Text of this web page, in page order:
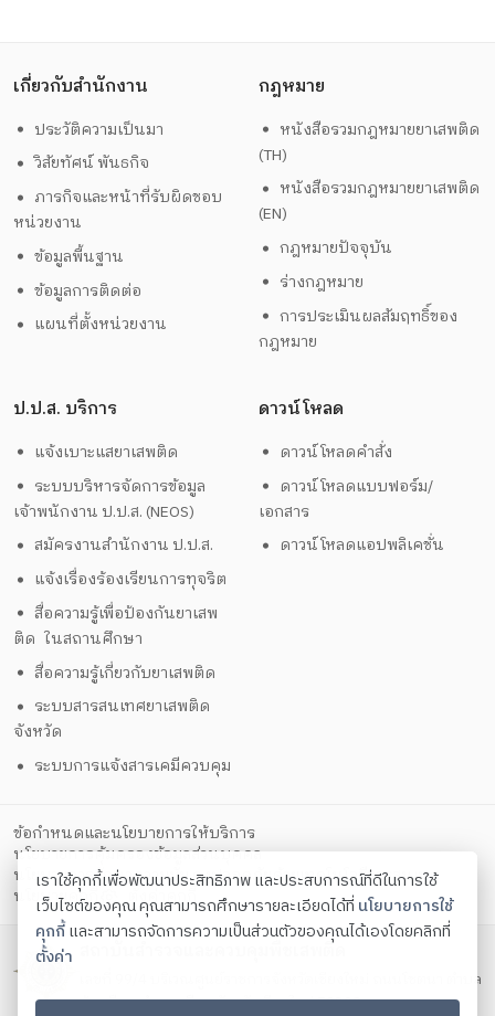
เกี่ยวกับสำนักงาน
ประวัติความเป็นมา
วิสัยทัศน์ พันธกิจ
ภารกิจและหน้าที่รับผิดชอบ
หน่วยงาน
ข้อมูลพื้นฐาน
ข้อมูลการติดต่อ
แผนที่ตั้งหน่วยงาน
กฎหมาย
หนังสือรวมกฎหมายยาเสพติด
(TH)
หนังสือรวมกฎหมายยาเสพติด
(EN)
กฎหมายปัจจุบัน
ร่างกฎหมาย
การประเมินผลสัมฤทธิ์ของ
กฎหมาย
ป.ป.ส. บริการ
แจ้งเบาะแสยาเสพติด
ระบบบริหารจัดการข้อมูล
เจ้าพนักงาน ป.ป.ส. (NEOS)
สมัครงานสำนักงาน ป.ป.ส.
แจ้งเรื่องร้องเรียนการทุจริต
สื่อความรู้เพื่อป้องกันยาเสพ
ติด ในสถานศึกษา
สื่อความรู้เกี่ยวกับยาเสพติด
ระบบสารสนเทศยาเสพติด
จังหวัด
ระบบการแจ้งสารเคมีควบคุม
ดาวน์โหลด
ดาวน์โหลดคำสั่ง
ดาวน์โหลดแบบฟอร์ม/
เอกสาร
ดาวน์โหลดแอปพลิเคชั่น
ข้อกำหนดและนโยบายการให้บริการ
นโยบายการคุ้มครองข้อมูลส่วนบุคคล
นโยบายการรักษาความมั่นคงปลอดภัยด้วยเทคโนโลยีสารสนเทศ
นโยบายคุกกี้
ตั้งค่าคุกกี้
สถาบันสำรวจและควบคุมพืชเสพติด
เลขที่ 99/4 บริเวณศูนย์ราชการจังหวัดเชียงใหม่ ถนนโชตนา ตำบล
ช้างเผือก อำเภอเมือง จังหวัดเชียงใหม่ 50300
เราใช้คุกกี้เพื่อพัฒนาประสิทธิภาพ และประสบการณ์ที่ดีในการใช้
เว็บไซต์ของคุณ คุณสามารถศึกษารายละเอียดได้ที่ นโยบายการใช้
คุกกี้และสามารถจัดการความเป็นส่วนตัวของคุณได้เองโดยคลิกที่
ตั้งค่า